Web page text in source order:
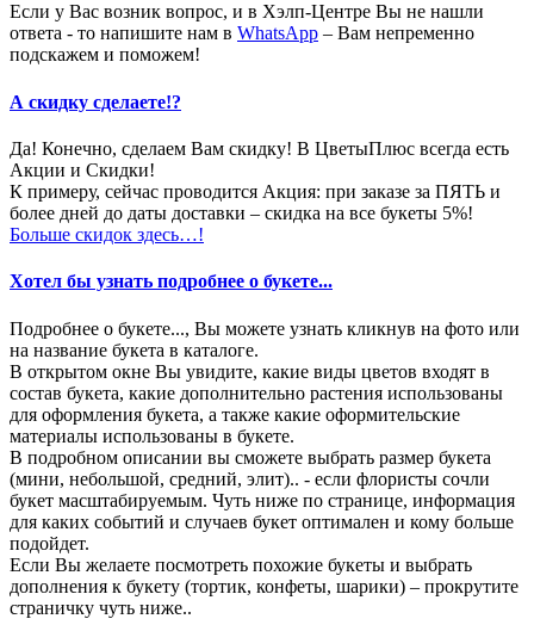
Если у Вас возник вопрос, и в Хэлп-Центре Вы не нашли
ответа - то напишите нам в WhatsApp – Вам непременно
подскажем и поможем!
А скидку сделаете!?
Да! Конечно, сделаем Вам скидку! В ЦветыПлюс всегда есть
Акции и Скидки!
К примеру, сейчас проводится Акция: при заказе за ПЯТЬ и
более дней до даты доставки – скидка на все букеты 5%!
Больше скидок здесь…!
Хотел бы узнать подробнее о букете...
Подробнее о букете..., Вы можете узнать кликнув на фото или
на название букета в каталоге.
В открытом окне Вы увидите, какие виды цветов входят в
состав букета, какие дополнительно растения использованы
для оформления букета, а также какие оформительские
материалы использованы в букете.
В подробном описании вы сможете выбрать размер букета
(мини, небольшой, средний, элит).. - если флористы сочли
букет масштабируемым. Чуть ниже по странице, информация
для каких событий и случаев букет оптимален и кому больше
подойдет.
Если Вы желаете посмотреть похожие букеты и выбрать
дополнения к букету (тортик, конфеты, шарики) – прокрутите
страничку чуть ниже..